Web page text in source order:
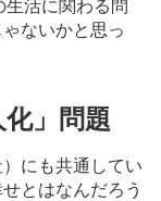
活に関わる問
ないかと思っ
」問題
）にも共通してい
とはなんだろう